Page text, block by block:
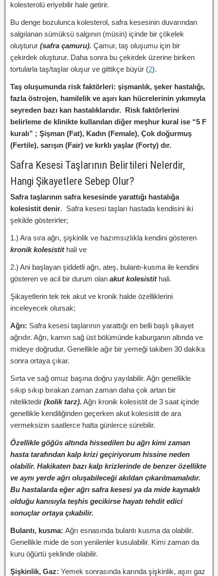
kolesterolü eriyebilir hale getirir.
Bu denge bozulunca kolesterol, safra kesesinin duvarından
salgılanan sümüksü salgının (müsin) içinde bir çökelek
oluşturur (safra çamuru). Çamur, taş oluşumu için bir
çekirdek oluşturur. Daha sonra bu çekirdek üzerine biriken
tortularla taş/taşlar oluşur ve gittikçe büyür (2).
Taş oluşumunda risk faktörleri: şişmanlık, şeker hastalığı,
fazla östrojen, hamilelik ve aşırı kan hücrelerinin yıkımıyla
seyreden bazı kan hastalıklarıdır. Risk faktörlerini
belirleme de klinikte kullanılan diğer meşhur kural ise “5 F
kuralı” ; Şişman (Fat), Kadın (Female), Çok doğurmuş
(Fertile), sarışın (Fair) ve kırklı yaşlar (Forty) dır.
Safra Kesesi Taşlarının Belirtileri Nelerdir,
Hangi Şikayetlere Sebep Olur?
Safra taşlarının safra kesesinde yarattığı hastalığa
kolesistit denir. Safra kesesi taşları hastada kendisini iki
şekilde gösterirler;
1.) Ara sıra ağrı, şişkinlik ve hazımsızlıkla kendini gösteren
kronik kolesistithali ve
2.) Ani başlayan şiddetli ağrı, ateş, bulantı-kusma ile kendini
gösteren ve acil bir durum olan akut kolesistithali.
Şikayetlerin tek tek akut ve kronik halde özelliklerini
inceleyecek olursak;
Ağrı: Safra kesesi taşlarının yarattığı en belli başlı şikayet
ağrıdır. Ağrı, karnın sağ üst bölümünde kaburganın altında ve
mideye doğrudur. Genellikle ağır bir yemeği takiben 30 dakika
sonra ortaya çıkar.
Sırta ve sağ omuz başına doğru yayılabilir. Ağrı genellikle
sıkıp sıkıp bırakan zaman zaman daha çok artan bir
niteliktedir (kolik tarz). Ağrı kronik kolesistit de 3 saat içinde
genellikle kendiliğinden geçerken akut kolesistit de ara
vermeksizin saatlerce hatta günlerce sürebilir.
Özellikle göğüs altında hissedilen bu ağrı kimi zaman
hasta tarafından kalp krizi geçiriyorum hissine neden
olabilir. Hakikaten bazı kalp krizlerinde de benzer özellikte
ve aynı yerde ağrı oluşabileceği akıldan çıkarılmamalıdır.
Bu hastalarda eğer ağrı safra kesesi ya da mide kaynaklı
olduğu kanısıyla teşhis gecikirse hayatı tehdit edici
sonuçlar ortaya çıkabilir.
Bulantı, kusma: Ağrı esnasında bulantı kusma da olabilir.
Genellikle mide de son yenilenler kusulabilir. Kimi zaman da
kuru öğürtü şeklinde olabilir.
Şişkinlik, Gaz: Yemek sonrasında karında şişkinlik, aşırı gaz